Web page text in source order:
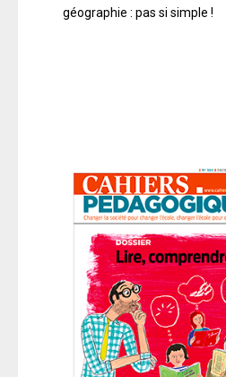
géographie : pas si simple !